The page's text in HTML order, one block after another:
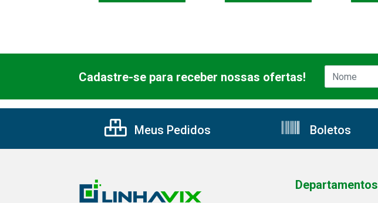
Cadastre-se para receber nossas ofertas!
Meus Pedidos Boletos
Departamentos